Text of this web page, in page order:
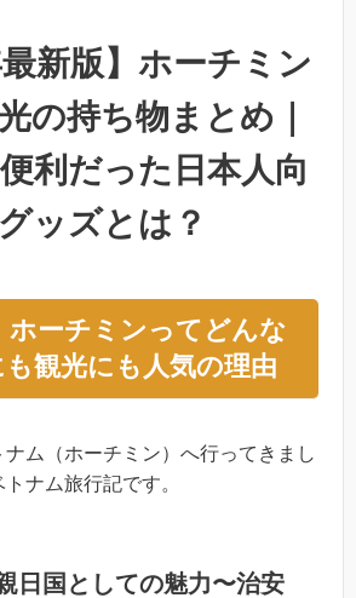
最新版】ホーチミン
の持ち物まとめ｜
利だった日本人向
ッズとは？
ホーチミンってどんな
も観光にも人気の理由
ム（ホーチミン）へ行ってきまし
ナム旅行記です。
日国としての魅力〜治安